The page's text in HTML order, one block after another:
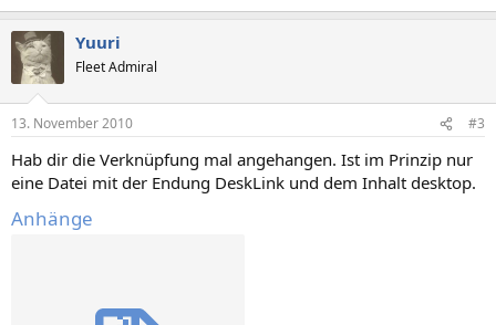
Yuuri
Fleet Admiral
13. November 2010 #3
Hab dir die Verknüpfung mal angehangen. Ist im Prinzip nur
eine Datei mit der Endung DeskLink und dem Inhalt desktop.
Anhänge